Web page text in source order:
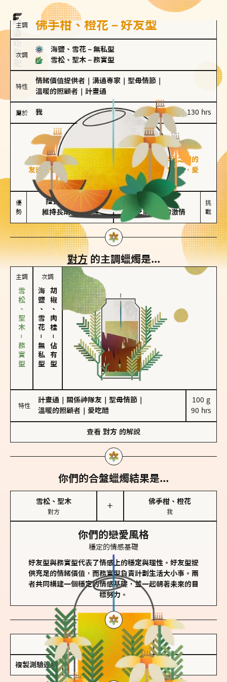
主調 佛手柑、橙花－好友型
次調
海鹽、雪花 － 無私型
雪松、聖木 － 務實型
特性
情緒價值提供者 溝通專家 聖母情節
溫暖的照顧者
計畫通
屬於 我 100 g｜130 hrs
好友型
佛手柑、橙花
好友型的人喜歡分享生活中的點滴，重視與伴侶之間的
友誼和信任，穩定感是重要的關鍵詞。對他們來說，愛
情是心靈深處的共鳴和理解。
優
勢
擅長聆聽與溝通
維持長期穩定關係
不喜歡變化
缺乏關係中的激情
挑
戰
對方的主調蠟燭是...
主調
雪松、聖木－務實型
次調
海鹽、雪花
－
無私型
胡椒、肉桂
－
佔有型
特性
計畫通 關係神隊友 聖母情節
溫暖的照顧者
愛吃醋
100 g
90 hrs
查看 對方 的解說
你們的合盤蠟燭結果是...
雪松、聖木
對方
＋
佛手柑、橙花
我
你們的戀愛風格
穩定的情感基礎
好友型與務實型代表了情感上的穩定與理性。好友型提
供充足的情緒價值，而務實型負責計劃生活大小事。兩
者共同構建一個穩定的情感基礎，並一起朝著未來的目
標努力。
儲存我的結果圖
複製測驗連結 查看香氛類型全解析 >>>